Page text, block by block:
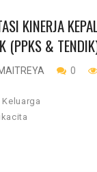
KINERJA
(PPKS &
0